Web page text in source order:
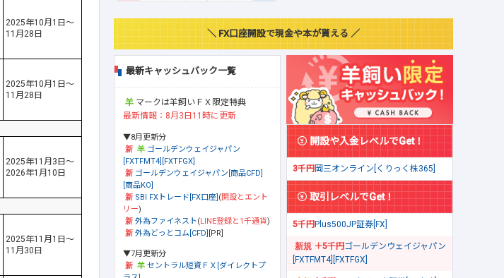
2025年10月1日～
11月28日
2025年10月1日～
11月28日
2025年11月3日～
2026年1月10日
2025年11月1日～
11月30日
＼ FX口座開設で現金や本が貰える ／
最新キャッシュバック一覧
マークは羊飼いＦＸ限定特典
最新情報：8月3日11時に更新
▼8月更新分
ゴールデンウェイジャパン
[FXTFMT4][FXTFGX]
ゴールデンウェイジャパン[商品CFD]
[商品KO]
SBI FXトレード[FX口座] (開設とエント
リー)
外為ファイネスト(LINE登録と1千通貨)
外為どっとコム[CFD] [PR]
▼7月更新分
セントラル短資ＦＸ[ダイレクトプ
開設や入金レベルでGet！
3千円岡三オンライン[くりっく株365]
取引レベルでGet！
5千円Plus500JP証券[FX]
＋5千円ゴールデンウェイジャパン
[FXTFMT4][FXTFGX]